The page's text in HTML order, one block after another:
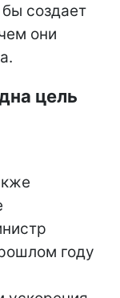
создает
они
цель
году